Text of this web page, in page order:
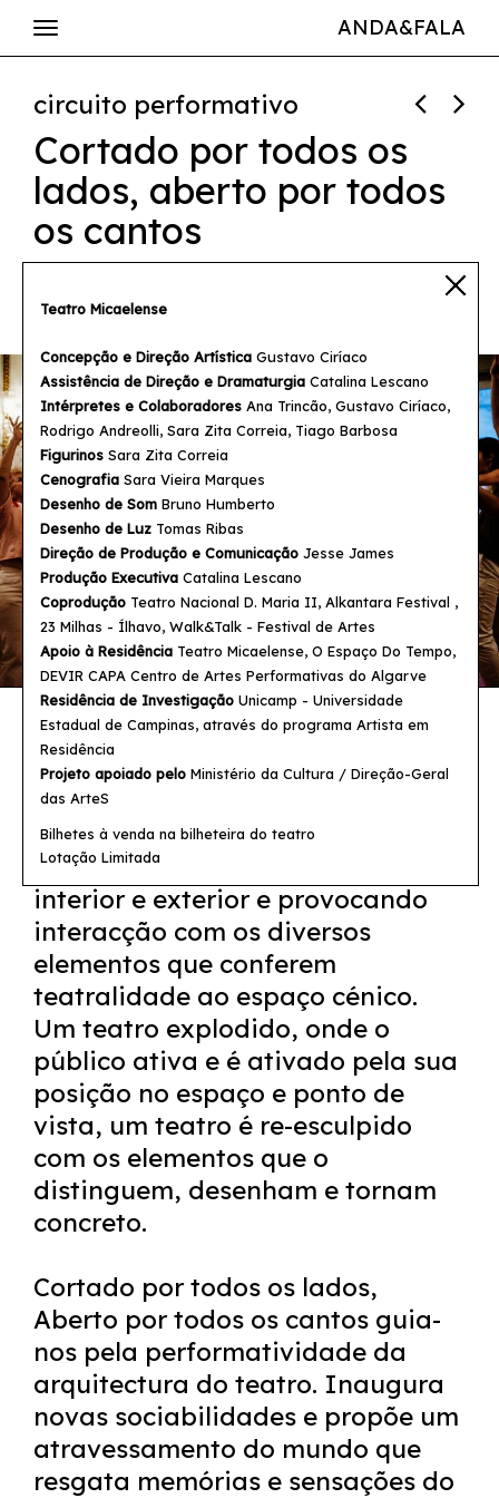
ANDA&FALA
circuito performativo
Cortado por todos os
lados, aberto por todos
os cantos
30 junho / 19h30
O espectáculo ocupa o teatro na
sua multiplicidade, enquanto
espaço que acolhe pessoas em
diferentes plataformas de
operação, deslocando-se pelo seu
interior e exterior e provocando
interacção com os diversos
elementos que conferem
teatralidade ao espaço cénico.
Um teatro explodido, onde o
público ativa e é ativado pela sua
posição no espaço e ponto de
vista, um teatro é re-esculpido
com os elementos que o
distinguem, desenham e tornam
concreto.
Cortado por todos os lados,
Aberto por todos os cantos guia-
nos pela performatividade da
arquitectura do teatro. Inaugura
novas sociabilidades e propõe um
atravessamento do mundo que
resgata memórias e sensações do
Teatro Micaelense
Concepção e Direção Artística Gustavo Ciríaco
Assistência de Direção e Dramaturgia Catalina Lescano
Intérpretes e Colaboradores Ana Trincão, Gustavo Ciríaco,
Rodrigo Andreolli, Sara Zita Correia, Tiago Barbosa
Figurinos Sara Zita Correia
Cenografia Sara Vieira Marques
Desenho de Som Bruno Humberto
Desenho de Luz Tomas Ribas
Direção de Produção e Comunicação Jesse James
Produção Executiva Catalina Lescano
Coprodução Teatro Nacional D. Maria II, Alkantara Festival ,
23 Milhas - Ílhavo, Walk&Talk - Festival de Artes
Apoio à Residência Teatro Micaelense, O Espaço Do Tempo,
DEVIR CAPA Centro de Artes Performativas do Algarve
Residência de Investigação Unicamp - Universidade
Estadual de Campinas, através do programa Artista em
Residência
Projeto apoiado pelo Ministério da Cultura / Direção-Geral
das ArteS
Bilhetes à venda na bilheteira do teatro
Lotação Limitada